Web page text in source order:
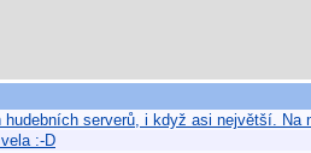
serverů, i když asi největší. Na
:-D